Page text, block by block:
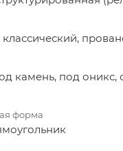
камень, под оникс,
форма